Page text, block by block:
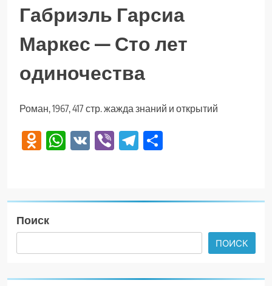
Габриэль Гарсиа
Маркес — Сто лет
одиночества
Роман, 1967, 417 стр. жажда знаний и открытий
Odnoklassniki
WhatsApp
VK ViberTelegram
Поиск
ПОИСК